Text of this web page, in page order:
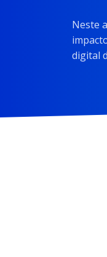
Neste
digital